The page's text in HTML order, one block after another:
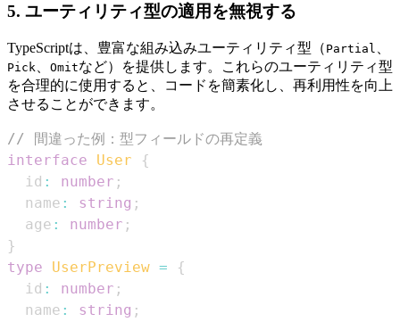
5. ユーティリティ型の適用を無視する
TypeScriptは、豊富な組み込みユーティリティ型（ Partial 、
Pick、 Omitなど）を提供します。これらのユーティリティ型
を合理的に使用すると、コードを簡素化し、再利用性を向上
させることができます。
// 間違った例：型フィールドの再定義
interface
User
{
  id
: number ;
  name
: string ;
  age
: number ;
}
type
UserPreview =
{
  id
: number ;
  name
: string ;